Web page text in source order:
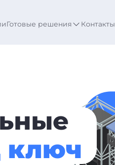
Готовые решения Контакты
ключ